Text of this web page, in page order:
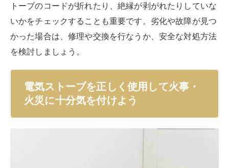
トーブのコードが折れたり、絶縁が剥がれたりしていな
いかをチェックすることも重要です。劣化や故障が見つ
かった場合は、修理や交換を行なうか、安全な対処方法
を検討しましょう。
電気ストーブを正しく使用して火事・
火災に十分気を付けよう